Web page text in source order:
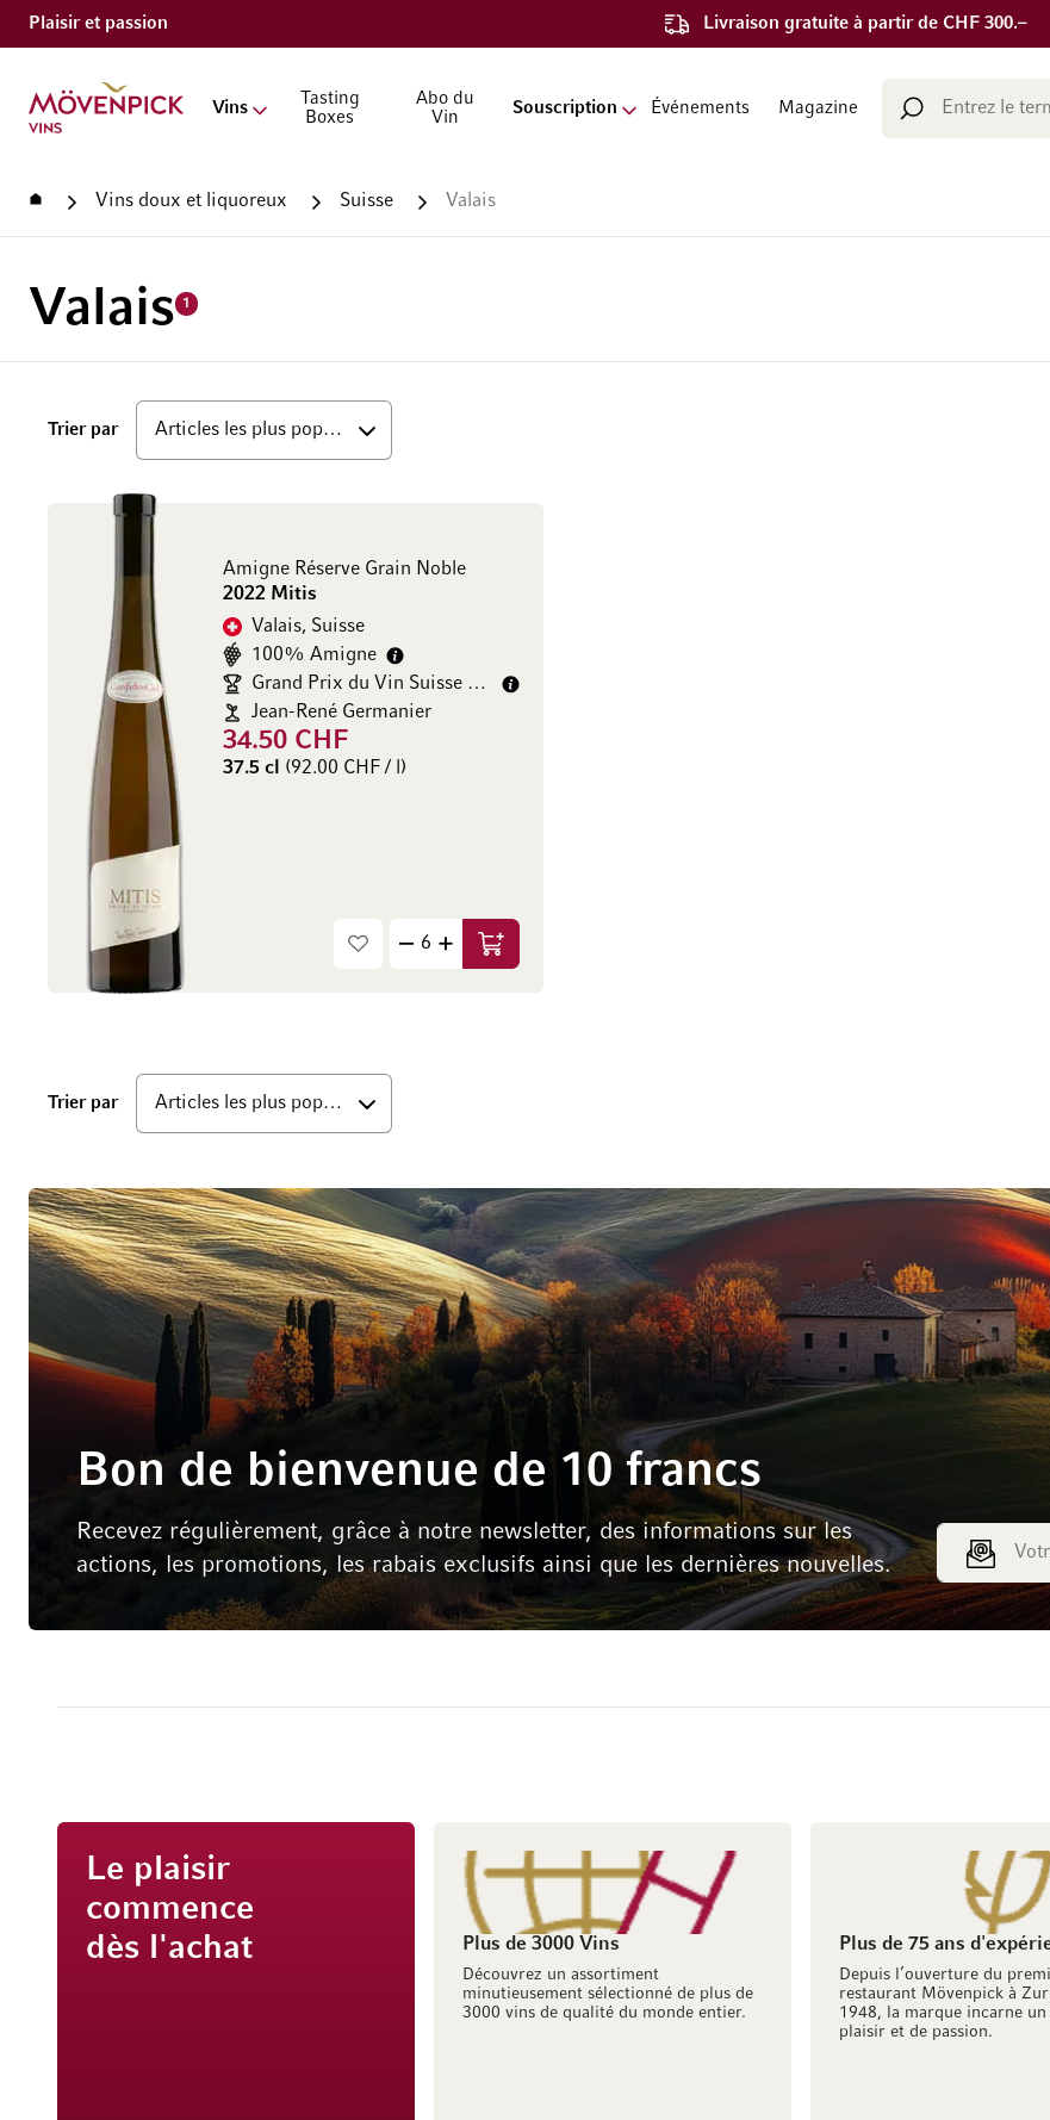
Plaisir et passion Livraison gratuite à partir de CHF 300.–
Aller à la page d'accueil
Vins
Tasting
Boxes
Abo du
Vin
Souscription Événements Magazine
Chercher
Accueil Vins doux et liquoreux Suisse Valais
Valais 1
Trier parhaut
Amigne Réserve Grain Noble
2022 Mitis
Valais, Suisse
100% Amigne
Grand Prix du Vin Suisse gold/
Jean-René Germanier
34.50 CHF
37.5 cl (92.00 CHF / l)
Ajouter au panier
Trier parbas
Bon de bienvenue de 10 francs
Recevez régulièrement, grâce à notre newsletter, des informations sur les
actions, les promotions, les rabais exclusifs ainsi que les dernières nouvelles.
Adresse e-mail
Le plaisir
commence
dès l'achat
Plus de 3000 Vins
Découvrez un assortiment
minutieusement sélectionné de plus de
3000 vins de qualité du monde entier.
Plus de 75 ans
Depuis l’ouverture du
restaurant Mövenpick à
1948, la marque incarne un
plaisir et de passion.